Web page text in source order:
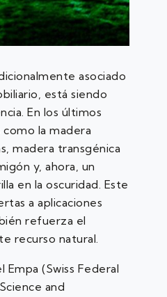
asociado
está siendo
En los últimos
la madera
madera transgénica
y, ahora, un
en la oscuridad. Este
a aplicaciones
refuerza el
recurso natural.
(Swiss Federal
and